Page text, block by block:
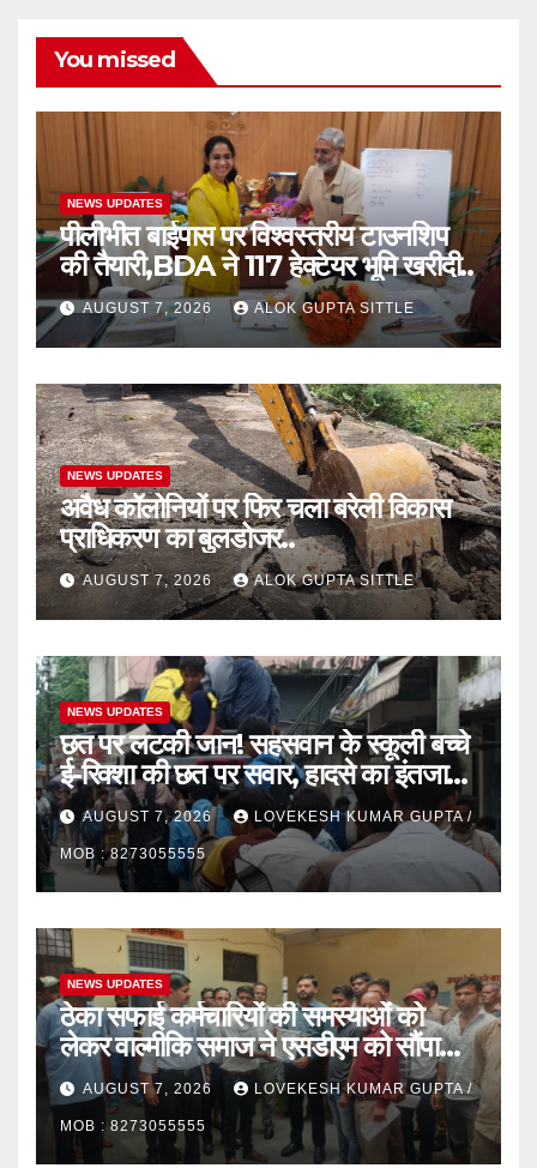
You missed
NEWS UPDATES
पीलीभीत बाईपास पर विश्वस्तरीय टाउनशिप
की तैयारी,BDA ने 117 हेक्टेयर भूमि खरीदी..
AUGUST 7, 2026 ALOK GUPTA SITTLE
NEWS UPDATES
अवैध कॉलोनियों पर फिर चला बरेली विकास
प्राधिकरण का बुलडोजर..
AUGUST 7, 2026 ALOK GUPTA SITTLE
NEWS UPDATES
छत पर लटकी जान! सहसवान के स्कूली बच्चे
ई-रिक्शा की छत पर सवार, हादसे का इंतजार
कर रहा प्रशासन”
AUGUST 7, 2026 LOVEKESH KUMAR GUPTA /
MOB : 8273055555
NEWS UPDATES
ठेका सफाई कर्मचारियों की समस्याओं को
लेकर वाल्मीकि समाज ने एसडीएम को सौंपा
ज्ञापन
AUGUST 7, 2026 LOVEKESH KUMAR GUPTA /
MOB : 8273055555